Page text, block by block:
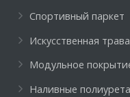
Спортивный паркет
Искусственная трава
Модульное
Наливные